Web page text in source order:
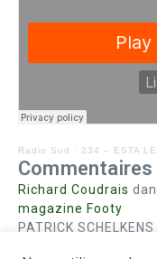
Radio Sud · 234 – ESTA
Richard Coudrais
magazine Footy
PATRICK SCHELKENS